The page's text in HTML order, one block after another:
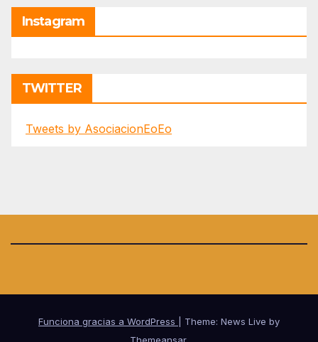
Instagram
TWITTER
Tweets by AsociacionEoEo
Funciona gracias a WordPress
Theme: News Live by